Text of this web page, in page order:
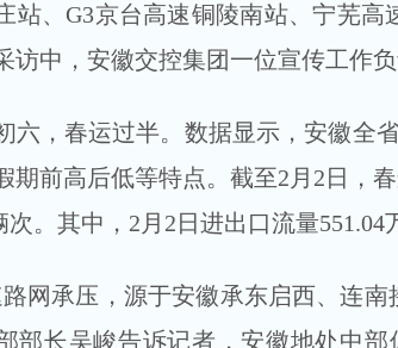
站、G3京台高速铜陵南站、宁芜
访中，安徽交控集团一位宣传工作负
，春运过半。数据显示，安徽全省
期前高后低等特点。截至2月2日，
次。其中，2月2日进出口流量
承压，源于安徽承东启西、连南
部长吴峻告诉记者，安徽地处中